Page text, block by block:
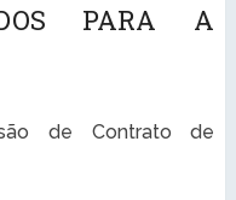
PARA A
de Contrato de